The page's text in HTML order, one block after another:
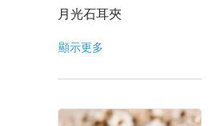
月光石耳夾
顯示更多